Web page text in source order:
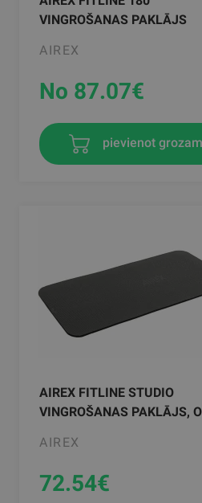
VINGROŠANAS PAKLĀJS
AIREX
No 87.07€
pievienot grozam
AIREX FITLINE STUDIO
VINGROŠANAS PAKLĀJS,
AIREX
72.54€